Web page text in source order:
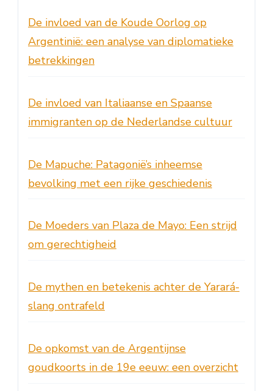
De invloed van de Koude Oorlog op
Argentinië: een analyse van diplomatieke
betrekkingen
De invloed van Italiaanse en Spaanse
immigranten op de Nederlandse cultuur
De Mapuche: Patagonië’s inheemse
bevolking met een rijke geschiedenis
De Moeders van Plaza de Mayo: Een strijd
om gerechtigheid
De mythen en betekenis achter de Yarará-
slang ontrafeld
De opkomst van de Argentijnse
goudkoorts in de 19e eeuw: een overzicht